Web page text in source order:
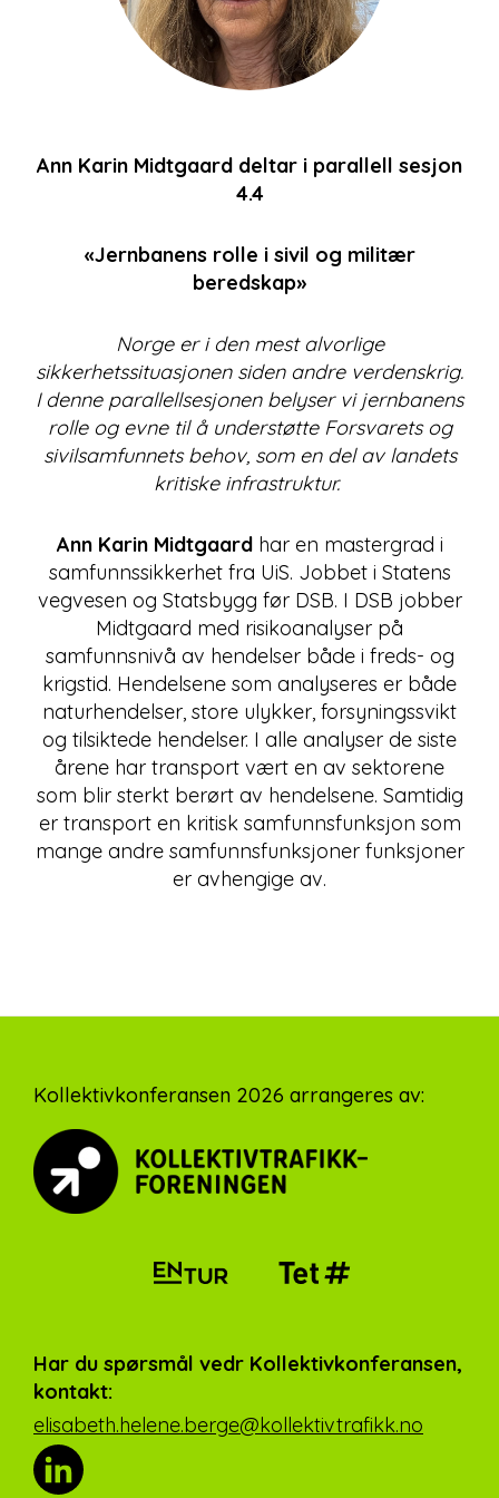
Ann Karin Midtgaard deltar i parallell sesjon
4.4
«Jernbanens rolle i sivil og militær
beredskap»
Norge er i den mest alvorlige
sikkerhetssituasjonen siden andre verdenskrig.
I denne parallellsesjonen belyser vi jernbanens
rolle og evne til å understøtte Forsvarets og
sivilsamfunnets behov, som en del av landets
kritiske infrastruktur.
Ann Karin Midtgaardhar en mastergrad i
samfunnssikkerhet fra UiS. Jobbet i Statens
vegvesen og Statsbygg før DSB. I DSB jobber
Midtgaard med risikoanalyser på
samfunnsnivå av hendelser både i freds- og
krigstid. Hendelsene som analyseres er både
naturhendelser, store ulykker, forsyningssvikt
og tilsiktede hendelser. I alle analyser de siste
årene har transport vært en av sektorene
som blir sterkt berørt av hendelsene. Samtidig
er transport en kritisk samfunnsfunksjon som
mange andre samfunnsfunksjoner funksjoner
er avhengige av.
Footer
Kollektivkonferansen 2026 arrangeres av:
Har du spørsmål vedr Kollektivkonferansen,
kontakt:
elisabeth.helene.berge@kollektivtrafikk.no